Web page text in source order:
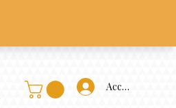
Accedi